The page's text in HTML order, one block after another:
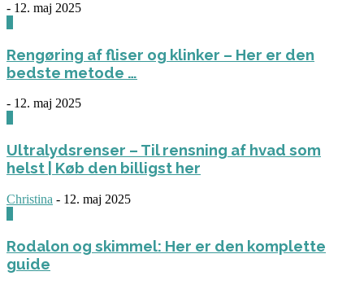
- 12. maj 2025
Rengøring af fliser og klinker – Her er den
bedste metode …
- 12. maj 2025
Ultralydsrenser – Til rensning af hvad som
helst | Køb den billigst her
Christina - 12. maj 2025
Rodalon og skimmel: Her er den komplette
guide